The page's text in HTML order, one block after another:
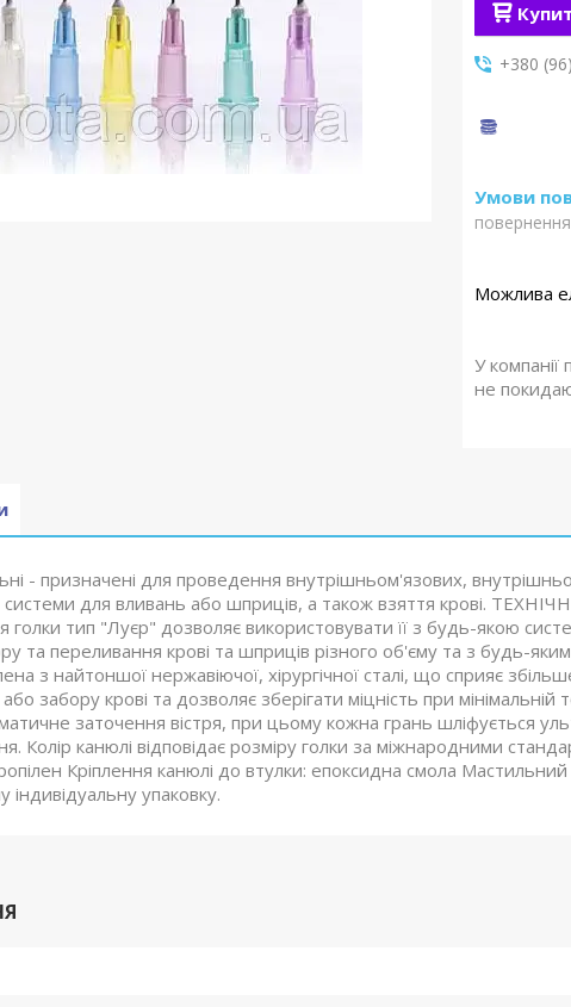
+380
У
не
- призначені для проведення внутрішньом'язових,
системи для вливань або шприців, а також взяття крові.
тип "Луєр" дозволяє використовувати її з будь-якою
та переливання крові та шприців різного об'єму та з будь-
з найтоншої нержавіючої, хірургічної сталі, що сприяє
забору крові та дозволяє зберігати міцність при мінімальній
заточення вістря, при цьому кожна грань шліфується
Колір канюлі відповідає розміру голки за міжнародними
Кріплення канюлі до втулки: епоксидна смола
індивідуальну упаковку.